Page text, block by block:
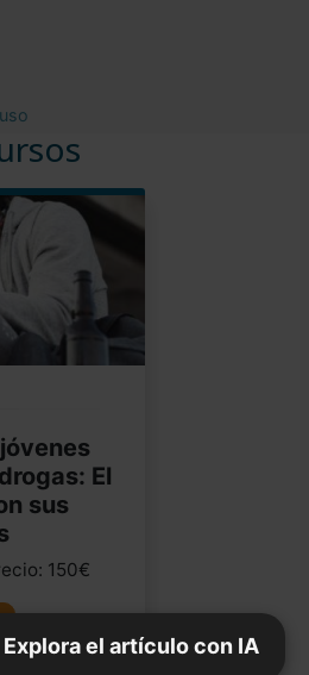
El
sus
150€
Explora el artículo con IA